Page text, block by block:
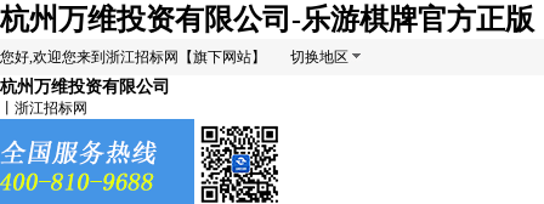
杭州万维投资有限公司-乐游棋牌官方正版
您好,欢迎您来到浙江招标网【旗下网站】 切换地区
杭州万维投资有限公司
丨浙江招标网